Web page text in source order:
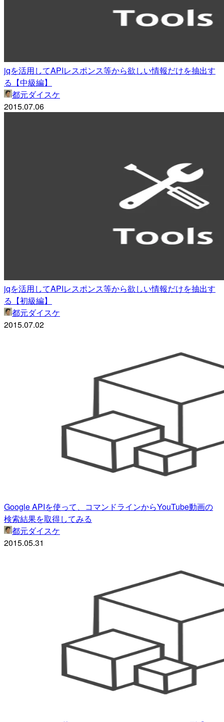
jqを活用してAPIレスポンス等から欲しい情報だけを抽出す
る【中級編】
都元ダイスケ
2015.07.06
jqを活用してAPIレスポンス等から欲しい情報だけを抽出す
る【初級編】
都元ダイスケ
2015.07.02
Google APIを使って、コマンドラインからYouTube動画の
検索結果を取得してみる
都元ダイスケ
2015.05.31